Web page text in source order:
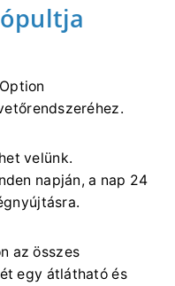
velünk.
napján, a nap 24
az összes
egy átlátható és